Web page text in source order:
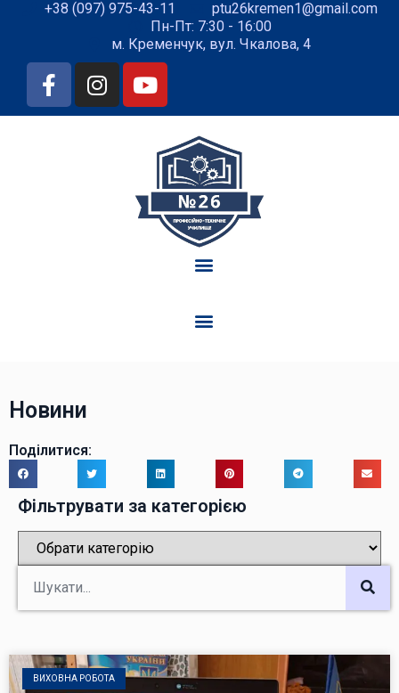
+38 (097) 975-43-11
ptu26kremen1@gmail.com
Пн-Пт: 7:30 - 16:00
м. Кременчук, вул. Чкалова, 4
Новини
Поділитися:
Фільтрувати за категорією
ВИХОВНА РОБОТА